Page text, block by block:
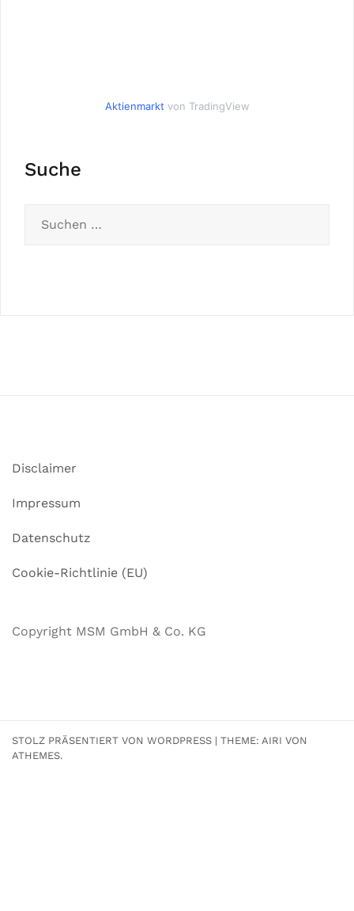
Aktienmarkt von TradingView
Suche
Disclaimer
Impressum
Datenschutz
Cookie-Richtlinie (EU)
Copyright MSM GmbH & Co. KG
STOLZ PRÄSENTIERT VON WORDPRESS | THEME: AIRI VON
ATHEMES.